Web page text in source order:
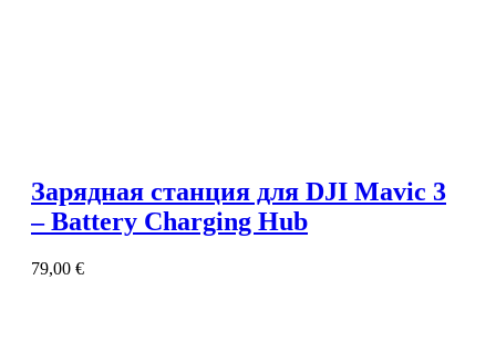
Зарядная станция для DJI Mavic 3
– Battery Charging Hub
79,00 €